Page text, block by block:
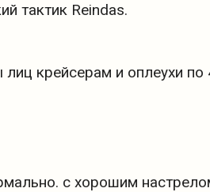
тактик Reindas.
крейсерам и оплеухи по
с хорошим